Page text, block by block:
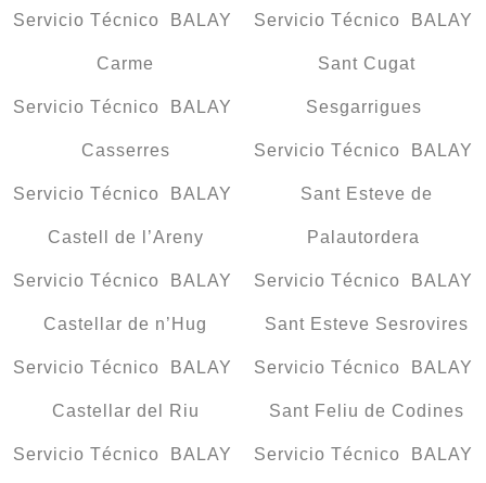
Servicio Técnico BALAY
Carme
Servicio Técnico BALAY
Casserres
Servicio Técnico BALAY
Castell de l’Areny
Servicio Técnico BALAY
Castellar de n’Hug
Servicio Técnico BALAY
Castellar del Riu
Servicio Técnico BALAY
Servicio Técnico BALAY
Sant Cugat
Sesgarrigues
Servicio Técnico BALAY
Sant Esteve de
Palautordera
Servicio Técnico BALAY
Sant Esteve Sesrovires
Servicio Técnico BALAY
Sant Feliu de Codines
Servicio Técnico BALAY